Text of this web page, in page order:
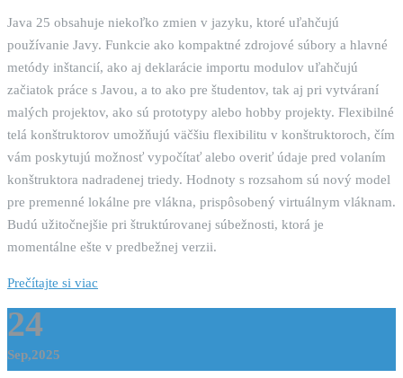
Java 25 obsahuje niekoľko zmien v jazyku, ktoré uľahčujú
používanie Javy. Funkcie ako kompaktné zdrojové súbory a hlavné
metódy inštancií, ako aj deklarácie importu modulov uľahčujú
začiatok práce s Javou, a to ako pre študentov, tak aj pri vytváraní
malých projektov, ako sú prototypy alebo hobby projekty. Flexibilné
telá konštruktorov umožňujú väčšiu flexibilitu v konštruktoroch, čím
vám poskytujú možnosť vypočítať alebo overiť údaje pred volaním
konštruktora nadradenej triedy. Hodnoty s rozsahom sú nový model
pre premenné lokálne pre vlákna, prispôsobený virtuálnym vláknam.
Budú užitočnejšie pri štruktúrovanej súbežnosti, ktorá je
momentálne ešte v predbežnej verzii.
Prečítajte si viac
24
Sep,2025